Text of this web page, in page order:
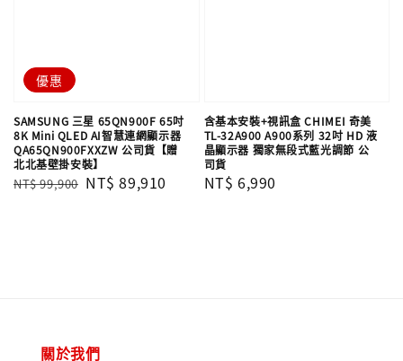
優惠
SAMSUNG 三星 65QN900F 65吋
8K Mini QLED AI智慧連網顯示器
QA65QN900FXXZW 公司貨【贈
北北基壁掛安裝】
Regular
NT$ 99,900 Sale
NT$ 89,910
含基本安裝+視訊盒 CHIMEI 奇美
TL-32A900 A900系列 32吋 HD 液
晶顯示器 獨家無段式藍光調節 公
司貨
Regular
NT$ 6,990
關於我們